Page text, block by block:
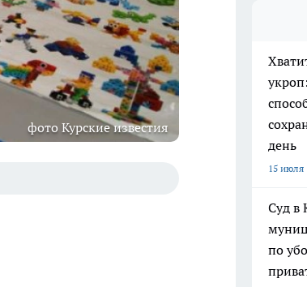
фото Курские известия
день
15 июля
Суд в
по